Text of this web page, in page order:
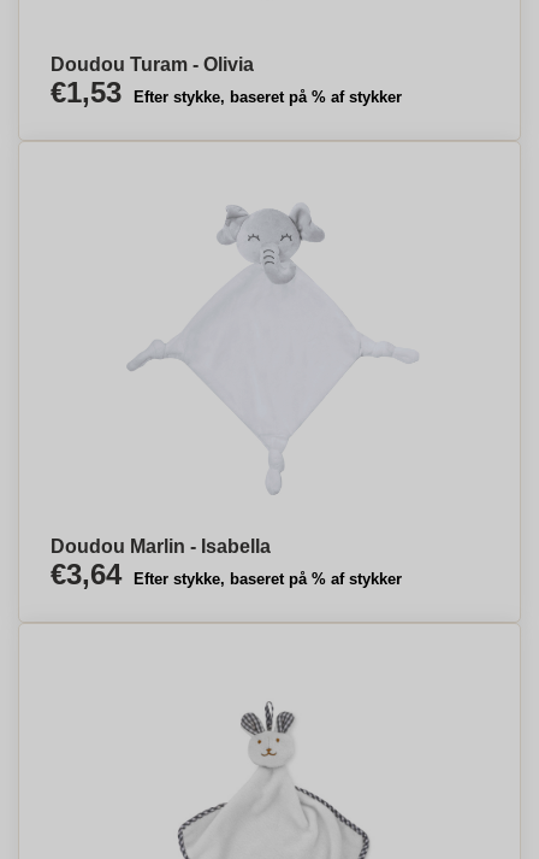
Doudou Turam - Olivia
€1,53 Efter stykke, baseret på % af stykker
Doudou Marlin - Isabella
€3,64 Efter stykke, baseret på % af stykker